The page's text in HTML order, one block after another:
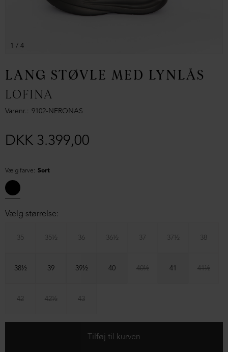
1 / 4
LANG STØVLE MED LYNLÅS
LOFINA
Varenr. 9102-NERONAS
DKK 3.399,00
Vælg farve: Sort
Vælg størrelse:
35 35½ 36 36½ 37 37½ 38
38½ 39 39½ 40 40½ 41 41½
42 42½ 43